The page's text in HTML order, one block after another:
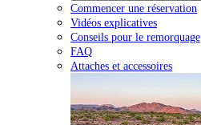
Commencer une réservation
Vidéos explicatives
Conseils pour le remorquage
FAQ
Attaches et accessoires